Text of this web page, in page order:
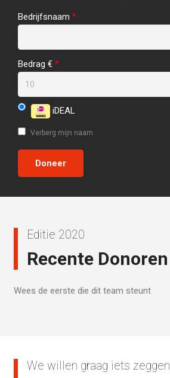
Bedrijfsnaam *
Bedrag € *
iDEAL
Verberg mijn naam
Editie 2020
Recente Donoren
Wees de eerste die dit team steunt
We willen graag iets zeggen